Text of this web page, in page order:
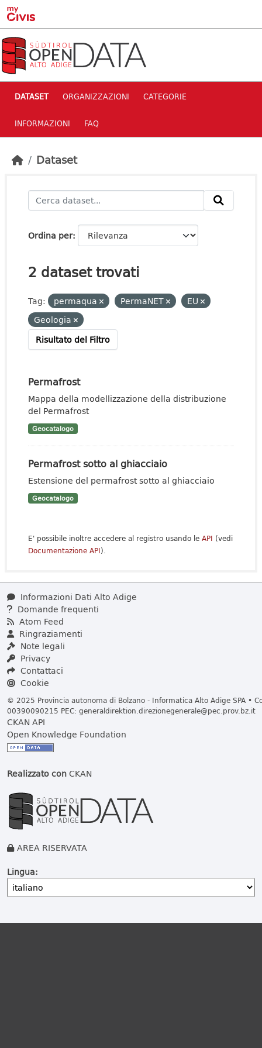
Skip to main content
DATASET ORGANIZZAZIONI CATEGORIE
INFORMAZIONI FAQ
Dataset
Ordina per
2 dataset trovati
Tag: permaqua PermaNET
EU
Geologia
Risultato del Filtro
Permafrost
Mappa della modellizzazione della distribuzione
del Permafrost
Geocatalogo
Permafrost sotto al ghiacciaio
Estensione del permafrost sotto al ghiacciaio
Geocatalogo
E' possibile inoltre accedere al registro usando le API (vedi
Documentazione API).
Informazioni Dati Alto Adige
Domande frequenti
Atom Feed
Ringraziamenti
Note legali
Privacy
Contattaci
Cookie
© 2025 Provincia autonoma di Bolzano - Informatica Alto Adige SPA •
00390090215 PEC: generaldirektion.direzionegenerale@pec.prov.bz.it
CKAN API
Open Knowledge Foundation
Realizzato conCKAN
AREA RISERVATA
Lingua